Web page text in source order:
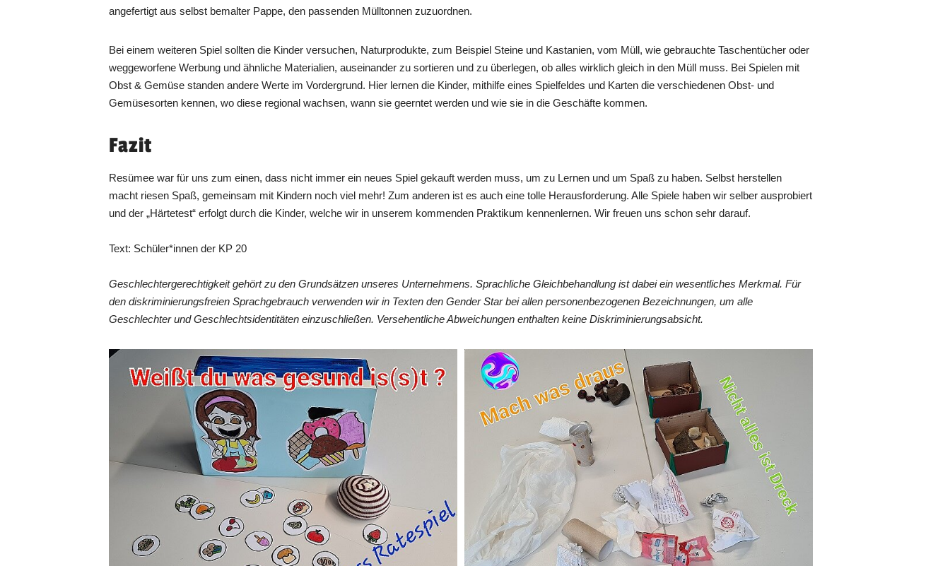
angefertigt aus selbst bemalter Pappe, den passenden Mülltonnen zuzuordnen.
Bei einem weiteren Spiel sollten die Kinder versuchen, Naturprodukte, zum Beispiel Steine und Kastanien, vom Müll, wie gebrauchte Taschentücher oder
weggeworfene Werbung und ähnliche Materialien, auseinander zu sortieren und zu überlegen, ob alles wirklich gleich in den Müll muss. Bei Spielen mit
Obst & Gemüse standen andere Werte im Vordergrund. Hier lernen die Kinder, mithilfe eines Spielfeldes und Karten die verschiedenen Obst- und
Gemüsesorten kennen, wo diese regional wachsen, wann sie geerntet werden und wie sie in die Geschäfte kommen.
Fazit
Resümee war für uns zum einen, dass nicht immer ein neues Spiel gekauft werden muss, um zu Lernen und um Spaß zu haben. Selbst herstellen
macht riesen Spaß, gemeinsam mit Kindern noch viel mehr! Zum anderen ist es auch eine tolle Herausforderung. Alle Spiele haben wir selber ausprobiert
und der „Härtetest“ erfolgt durch die Kinder, welche wir in unserem kommenden Praktikum kennenlernen. Wir freuen uns schon sehr darauf.
Text: Schüler*innen der KP 20
Geschlechtergerechtigkeit gehört zu den Grundsätzen unseres Unternehmens. Sprachliche Gleichbehandlung ist dabei ein wesentliches Merkmal. Für
den diskriminierungsfreien Sprachgebrauch verwenden wir in Texten den Gender Star bei allen personenbezogenen Bezeichnungen, um alle
Geschlechter und Geschlechtsidentitäten einzuschließen. Versehentliche Abweichungen enthalten keine Diskriminierungsabsicht.